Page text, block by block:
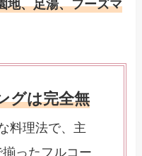
地、足湯、フーズマ
グは完全無
料理法で、主
ったフルコー